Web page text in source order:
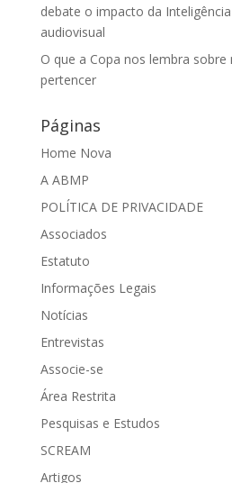
debate o impacto da
audiovisual
O que a Copa nos lembra
pertencer
Páginas
Home Nova
A ABMP
POLÍTICA DE PRIVACIDADE
Associados
Estatuto
Informações Legais
Notícias
Entrevistas
Associe-se
Área Restrita
Pesquisas e Estudos
SCREAM
Artigos